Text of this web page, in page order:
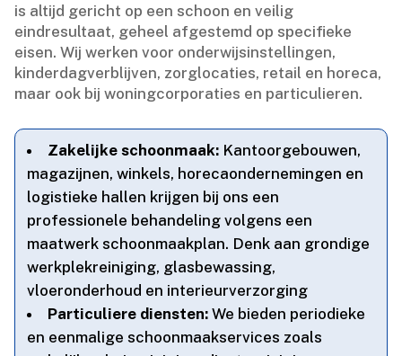
is altijd gericht op een schoon en veilig
eindresultaat, geheel afgestemd op specifieke
eisen.​ Wij werken voor onderwijsinstellingen,
kinderdagverblijven, zorglocaties, retail en horeca,
maar ook bij woningcorporaties en particulieren.​
Zakelijke schoonmaak: Kantoorgebouwen,
magazijnen, winkels, horecaondernemingen en
logistieke hallen krijgen bij ons een
professionele behandeling volgens een
maatwerk schoonmaakplan.​ Denk aan grondige
werkplekreiniging, glasbewassing,
vloeronderhoud en interieurverzorging
Particuliere diensten: We bieden periodieke
en eenmalige schoonmaakservices zoals